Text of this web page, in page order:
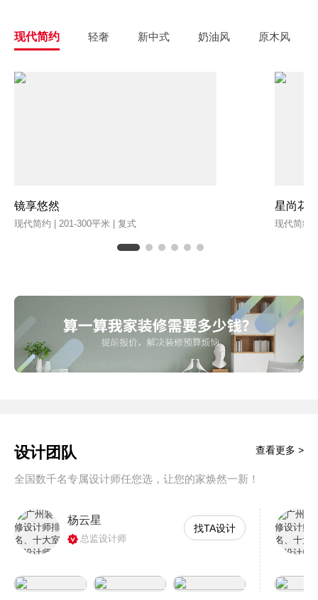
现代简约 轻奢 新中式 奶油风 原木风
镜享悠然
现代简约 | 201-300平米 | 复式
星尚花
现代简约
设计团队
全国数千名专属设计师任您选，让您的家焕然一新！
查看更多 >
杨云星
总监设计师
找TA设计